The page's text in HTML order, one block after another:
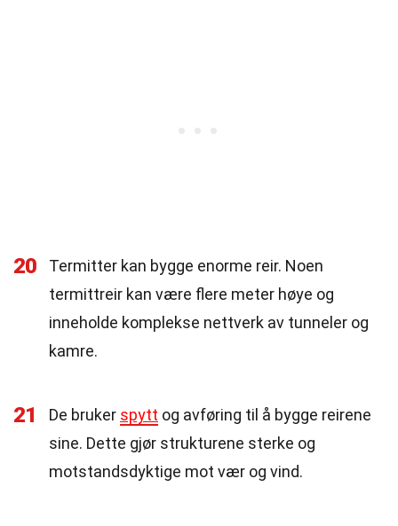
20
Termitter kan bygge enorme reir. Noen
termittreir kan være flere meter høye og
inneholde komplekse nettverk av tunneler og
kamre.
21 De bruker spytt og avføring til å bygge reirene
sine. Dette gjør strukturene sterke og
motstandsdyktige mot vær og vind.